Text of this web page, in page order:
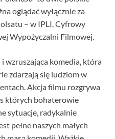
oglądać wyłącznie za
– w IPLI, Cyfrowy
Wypożyczalni Filmowej.
i wzruszająca komedia, która
zdarzają się ludziom w
Akcja filmu rozgrywa
których bohaterowie
sytuacje, radykalnie
pełne naszych małych